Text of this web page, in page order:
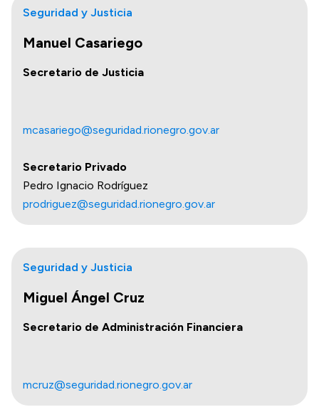
Seguridad y Justicia
Manuel Casariego
Secretario de Justicia
mcasariego@seguridad.rionegro.gov.ar
Secretario Privado
Pedro Ignacio Rodríguez
prodriguez@seguridad.rionegro.gov.ar
Seguridad y Justicia
Miguel Ángel Cruz
Secretario de Administración Financiera
mcruz@seguridad.rionegro.gov.ar